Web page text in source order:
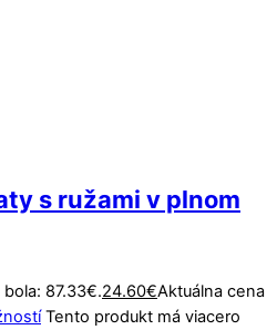
s ružami v plnom
87.33€.24.60€Aktuálna cena
Tento produkt má viacero